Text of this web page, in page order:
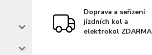
Doprava a seřízení
jízdních kol a
elektrokol ZDARMA